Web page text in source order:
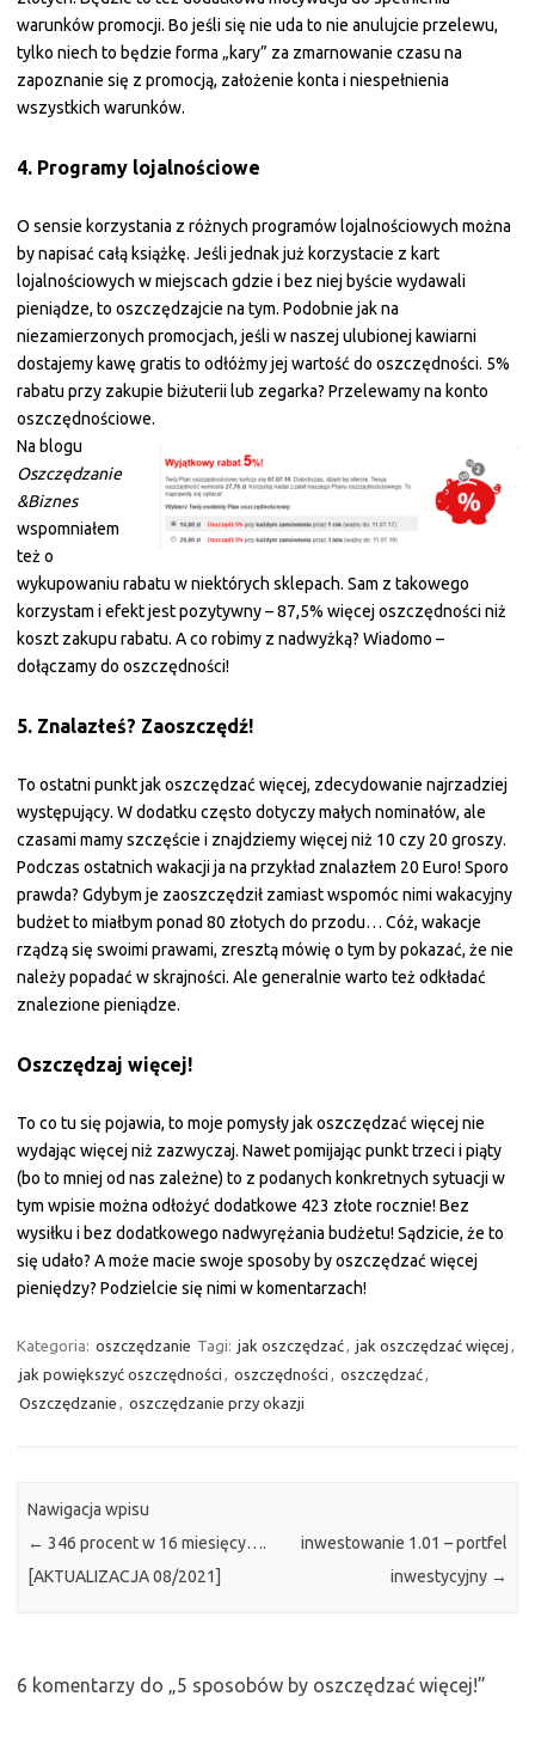
warunków promocji. Bo jeśli się nie uda to nie anulujcie przelewu,
tylko niech to będzie forma „kary” za zmarnowanie czasu na
zapoznanie się z promocją, założenie konta i niespełnienia
wszystkich warunków.
4. Programy lojalnościowe
O sensie korzystania z różnych programów lojalnościowych można
by napisać całą książkę. Jeśli jednak już korzystacie z kart
lojalnościowych w miejscach gdzie i bez niej byście wydawali
pieniądze, to oszczędzajcie na tym. Podobnie jak na
niezamierzonych promocjach, jeśli w naszej ulubionej kawiarni
dostajemy kawę gratis to odłóżmy jej wartość do oszczędności. 5%
rabatu przy zakupie biżuterii lub zegarka? Przelewamy na konto
oszczędnościowe.
Na blogu
Oszczędzanie
&Biznes
wspomniałem
też o
wykupowaniu rabatu w niektórych sklepach. Sam z takowego
korzystam i efekt jest pozytywny – 87,5% więcej oszczędności niż
koszt zakupu rabatu. A co robimy z nadwyżką? Wiadomo –
dołączamy do oszczędności!
5. Znalazłeś? Zaoszczędź!
To ostatni punkt jak oszczędzać więcej, zdecydowanie najrzadziej
występujący. W dodatku często dotyczy małych nominałów, ale
czasami mamy szczęście i znajdziemy więcej niż 10 czy 20 groszy.
Podczas ostatnich wakacji ja na przykład znalazłem 20 Euro! Sporo
prawda? Gdybym je zaoszczędził zamiast wspomóc nimi wakacyjny
budżet to miałbym ponad 80 złotych do przodu… Cóż, wakacje
rządzą się swoimi prawami, zresztą mówię o tym by pokazać, że nie
należy popadać w skrajności. Ale generalnie warto też odkładać
znalezione pieniądze.
Oszczędzaj więcej!
To co tu się pojawia, to moje pomysły jak oszczędzać więcej nie
wydając więcej niż zazwyczaj. Nawet pomijając punkt trzeci i piąty
(bo to mniej od nas zależne) to z podanych konkretnych sytuacji w
tym wpisie można odłożyć dodatkowe 423 złote rocznie! Bez
wysiłku i bez dodatkowego nadwyrężania budżetu! Sądzicie, że to
się udało? A może macie swoje sposoby by oszczędzać więcej
pieniędzy? Podzielcie się nimi w komentarzach!
Kategoria: oszczędzanie Tagi: jak oszczędzać, jak oszczędzać więcej ,
jak powiększyć oszczędności , oszczędności , oszczędzać,
Oszczędzanie , oszczędzanie przy okazji
Nawigacja wpisu
← 346 procent w 16 miesięcy….
[AKTUALIZACJA 08/2021]
inwestowanie 1.01 – portfel
inwestycyjny →
6 komentarzy do „5 sposobów by oszczędzać więcej!”